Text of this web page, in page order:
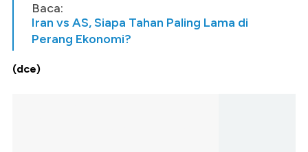
Baca:
Iran vs AS, Siapa Tahan Paling Lama di
Perang Ekonomi?
(dce)